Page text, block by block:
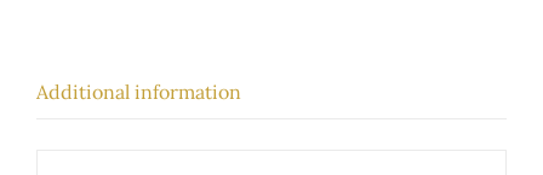
Additional information